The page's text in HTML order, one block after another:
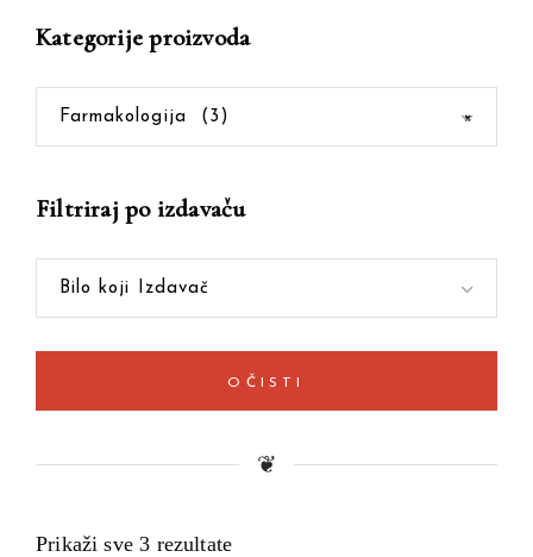
Prikaži sve 3 rezultate
Kategorije proizvoda
×
Farmakologija (3)
Filtriraj po izdavaču
Bilo koji Izdavač
OČISTI
❦